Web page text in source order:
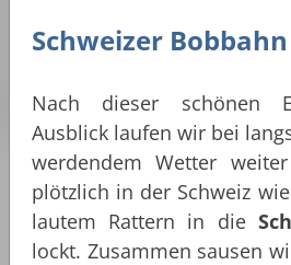
Schweizer Bobbahn
Nach dieser schönen
Ausblick laufen wir bei
werdendem Wetter
plötzlich in der Schweiz
lautem Rattern in die
lockt. Zusammen sausen